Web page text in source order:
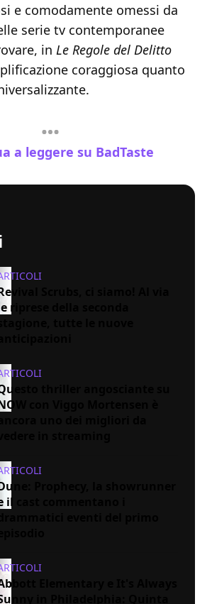
e comodamente omessi da
serie tv contemporanee
in Le Regole del Delitto
coraggiosa quanto
a leggere su BadTaste
Scrubs, ci siamo! Al via
riprese della seconda
thriller angosciante su
con Viggo Mortensen è
Prophecy, la showrunner
il cast commentano i
Elementary e It's Always
in Philadelphia: Quinta